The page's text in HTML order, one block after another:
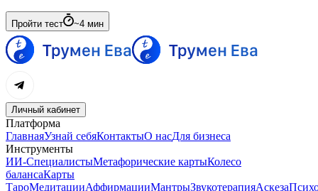
Пройти тест ~4 мин
Личный кабинет
Платформа
ГлавнаяУзнай себяКонтактыО насДля бизнеса
Инструменты
ИИ-СпециалистыМетафорические картыКолесо
балансаКарты
ТароМедитацииАффирмацииМантрыЗвукотерапияАскеза